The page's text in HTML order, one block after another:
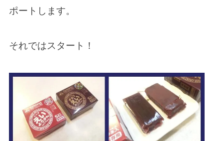
ポートします。
それではスタート！